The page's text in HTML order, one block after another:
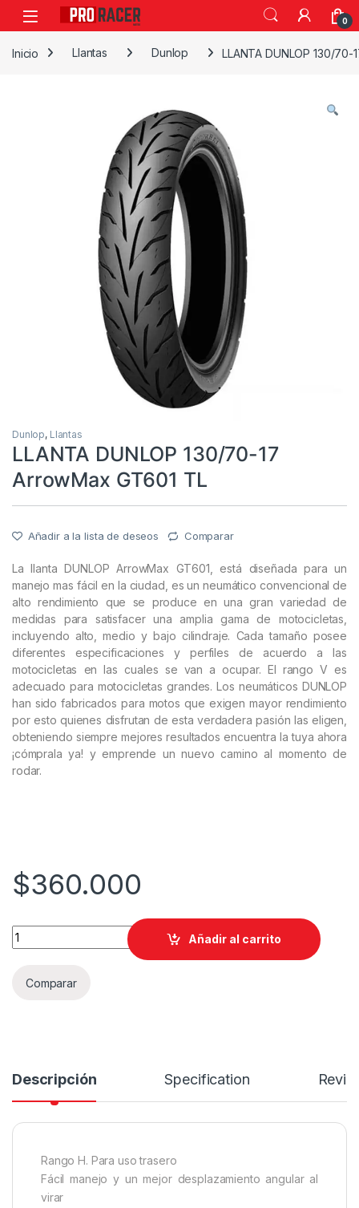
0
Inicio Llantas Dunlop LLANTA DUNLOP 130/
Dunlop, Llantas
LLANTA DUNLOP 130/70-17
ArrowMax GT601 TL
Añadir a la lista de deseos Comparar
La llanta DUNLOP ArrowMax GT601, está diseñada para un
manejo mas fácil en la ciudad, es un neumático convencional de
alto rendimiento que se produce en una gran variedad de
medidas para satisfacer una amplia gama de motocicletas,
incluyendo alto, medio y bajo cilindraje. Cada tamaño posee
diferentes especificaciones y perfiles de acuerdo a las
motocicletas en las cuales se van a ocupar. El rango V es
adecuado para motocicletas grandes. Los neumáticos DUNLOP
han sido fabricados para motos que exigen mayor rendimiento
por esto quienes disfrutan de esta verdadera pasión las eligen,
obteniendo siempre mejores resultados encuentra la tuya ahora
¡cómprala ya! y emprende un nuevo camino al momento de
rodar.
$360.000
LLANTA DUNLOP 130/70-17 ArrowMax GT601 TL quantity
Añadir al carrito
Comparar
Descripción Specification
Rango H. Para uso trasero
Fácil manejo y un mejor desplazamiento angular al
virar